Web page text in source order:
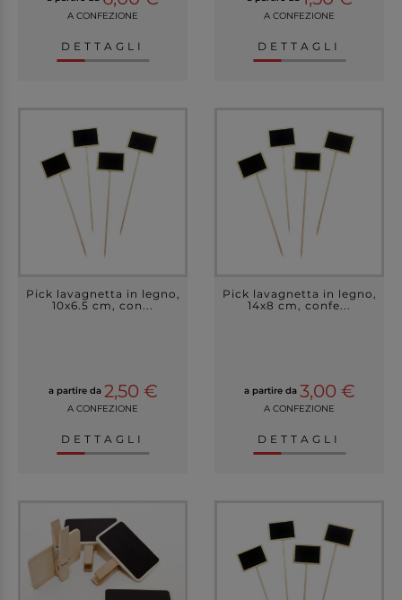
A CONFEZIONE
DETTAGLI
A CONFEZIONE
DETTAGLI
Pick lavagnetta in legno,
10x6.5 cm, con...
a partire da 2,50 €
A CONFEZIONE
DETTAGLI
Pick lavagnetta in legno,
14x8 cm, confe...
a partire da 3,00 €
A CONFEZIONE
DETTAGLI